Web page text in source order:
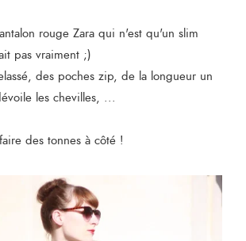
rouge Zara qui n'est qu'un slim
pas vraiment ;)
des poches zip, de la longueur un
les chevilles, ...
des tonnes à côté !